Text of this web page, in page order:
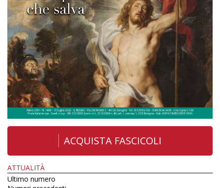
ACQUISTA FASCICOLI
ATTUALITÀ
Ultimo numero